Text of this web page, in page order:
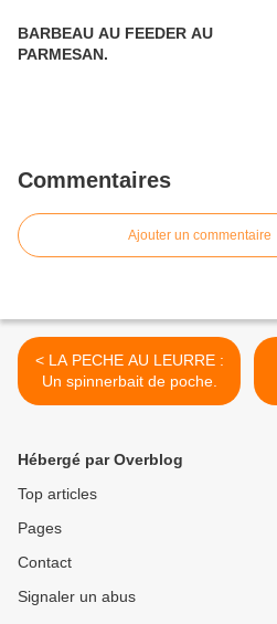
BARBEAU AU FEEDER AU
PARMESAN.
Commentaires
Ajouter un commentaire
< LA PECHE AU LEURRE :
Un spinnerbait de poche.
Hébergé par Overblog
Top articles
Pages
Contact
Signaler un abus